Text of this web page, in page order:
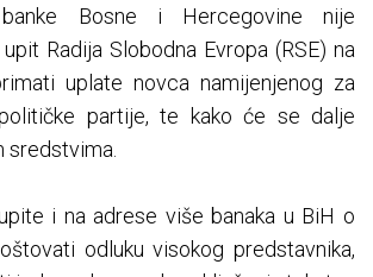
Bosne i Hercegovine nije
Radija Slobodna Evropa (RSE) na
uplate novca namijenjenog za
partije, te kako će se dalje
sredstvima.
i na adrese više banaka u BiH o
odluku visokog predstavnika,